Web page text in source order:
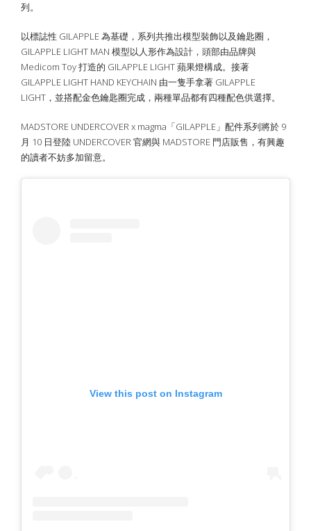
列。
以標誌性 GILAPPLE 為基礎，系列共推出模型裝飾以及鑰匙圈，
GILAPPLE LIGHT MAN 模型以人形作為設計，頭部由品牌與
Medicom Toy 打造的 GILAPPLE LIGHT 蘋果燈構成。接著
GILAPPLE LIGHT HAND KEYCHAIN 由一隻手拿著 GILAPPLE
LIGHT，並搭配金色鑰匙圈完成，兩種單品都有四種配色供選擇。
MADSTORE UNDERCOVER x magma「GILAPPLE」配件系列將於 9
月 10 日登陸 UNDERCOVER 官網與 MADSTORE 門店販售，有興趣
的讀者不妨多加留意。
View this post on Instagram